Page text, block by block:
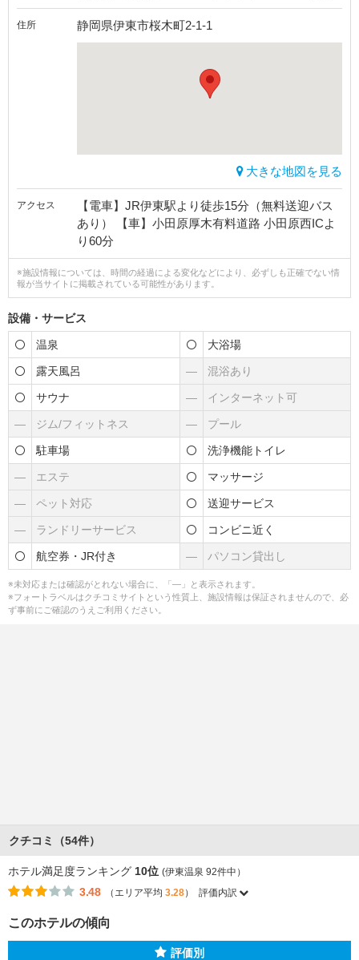
住所 静岡県伊東市桜木町2-1-1
大きな地図を見る
アクセス
【電車】JR伊東駅より徒歩15分（無料送迎バス
あり） 【車】小田原厚木有料道路 小田原西ICよ
り60分
※施設情報については、時間の経過による変化などにより、必ずしも正確でない情
報が当サイトに掲載されている可能性があります。
設備・サービス
温泉 大浴場
露天風呂 ― 混浴あり
サウナ ― インターネット可
― ジム/フィットネス ― プール
駐車場 洗浄機能トイレ
― エステ マッサージ
― ペット対応 送迎サービス
― ランドリーサービス コンビニ近く
航空券・JR付き ― パソコン貸出し
※未対応または確認がとれない場合に、「―」と表示されます。
※フォートラベルはクチコミサイトという性質上、施設情報は保証されませんので、必
ず事前にご確認のうえご利用ください。
クチコミ（54件）
ホテル満足度ランキング 10位 (伊東温泉 92件中）
3.48 （エリア平均 3.28） 評価内訳
このホテルの傾向
評価別